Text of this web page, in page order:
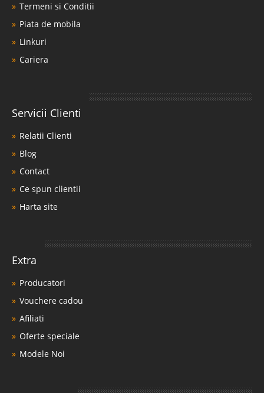
Termeni si Conditii
Piata de mobila
Linkuri
Cariera
Servicii Clienti
Relatii Clienti
Blog
Contact
Ce spun clientii
Harta site
Extra
Producatori
Vouchere cadou
Afiliati
Oferte speciale
Modele Noi